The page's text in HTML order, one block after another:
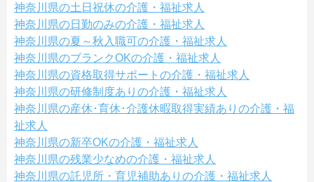
神奈川県の土日祝休の介護・福祉求人
神奈川県の日勤のみの介護・福祉求人
神奈川県の夏～秋入職可の介護・福祉求人
神奈川県のブランクOKの介護・福祉求人
神奈川県の資格取得サポートの介護・福祉求人
神奈川県の研修制度ありの介護・福祉求人
神奈川県の産休･育休･介護休暇取得実績ありの介護・福
祉求人
神奈川県の新卒OKの介護・福祉求人
神奈川県の残業少なめの介護・福祉求人
神奈川県の託児所・育児補助ありの介護・福祉求人